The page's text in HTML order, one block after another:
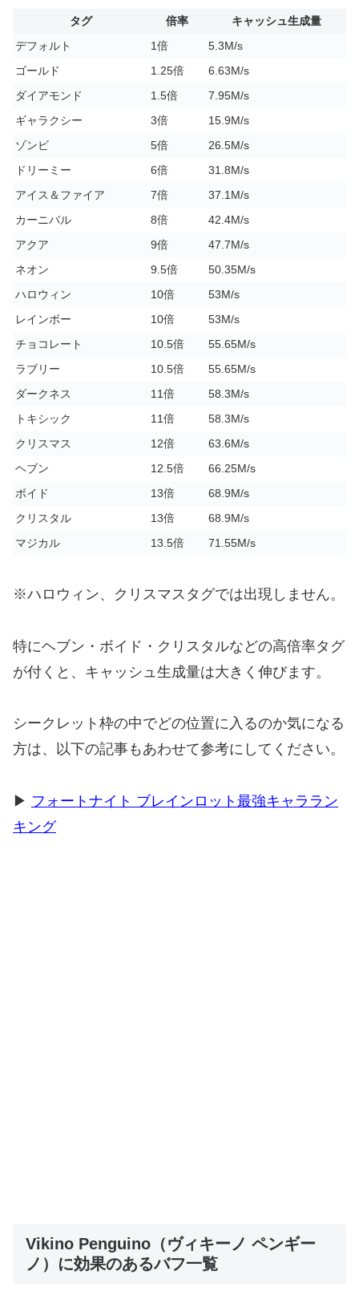
タグ 倍率
キャッシュ生成量
デフォルト
1倍
5.3M/s
ゴールド
1.25倍
6.63M/s
ダイアモンド
1.5倍
7.95M/s
ギャラクシー
3倍
15.9M/s
ゾンビ
5倍
26.5M/s
ドリーミー
6倍
31.8M/s
アイス＆ファイア
7倍
37.1M/s
カーニバル
8倍
42.4M/s
アクア
9倍
47.7M/s
ネオン
9.5倍
50.35M/s
ハロウィン
10倍
53M/s
レインボー
10倍
53M/s
チョコレート
10.5倍
55.65M/s
ラブリー
10.5倍
55.65M/s
ダークネス
11倍
58.3M/s
トキシック
11倍
58.3M/s
クリスマス
12倍
63.6M/s
ヘブン
12.5倍
66.25M/s
ボイド
13倍
68.9M/s
クリスタル
13倍
68.9M/s
マジカル
13.5倍 71.55M/s
※ハロウィン、クリスマスタグでは出現しません。
特にヘブン・ボイド・クリスタルなどの高倍率タグ
が付くと、キャッシュ生成量は大きく伸びます。
シークレット枠の中でどの位置に入るのか気になる
方は、以下の記事もあわせて参考にしてください。
▶ フォートナイト ブレインロット最強キャララン
キング
Vikino Penguino（ヴィキーノ ペンギー
ノ）に効果のあるバフ一覧